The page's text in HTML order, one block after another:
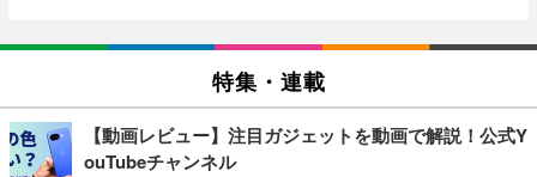
特集・連載
【動画レビュー】注目ガジェットを動画で解説！公式Y
ouTubeチャンネル